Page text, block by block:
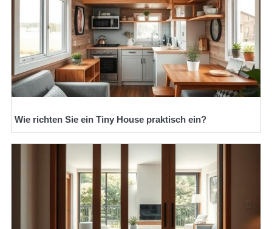
Wie richten Sie ein Tiny House praktisch ein?